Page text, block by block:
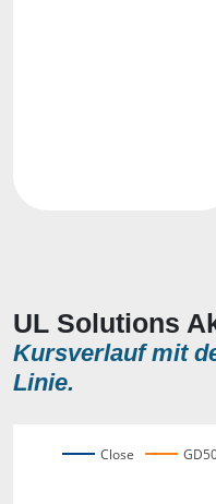
UL Solutions
Kursverlauf mit
Linie.
Close